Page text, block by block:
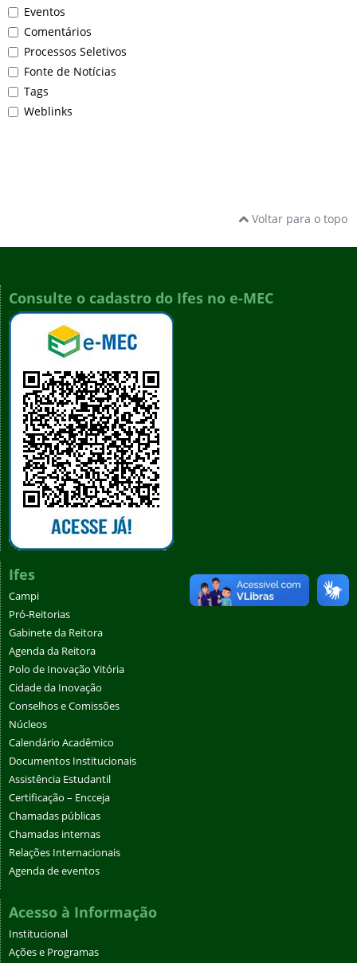
Eventos
Comentários
Processos Seletivos
Fonte de Notícias
Tags
Weblinks
Voltar para o topo
Consulte o cadastro do Ifes no e-MEC
Ifes
Campi
Pró-Reitorias
Gabinete da Reitora
Agenda da Reitora
Polo de Inovação Vitória
Cidade da Inovação
Conselhos e Comissões
Núcleos
Calendário Acadêmico
Documentos Institucionais
Assistência Estudantil
Certificação – Encceja
Chamadas públicas
Chamadas internas
Relações Internacionais
Agenda de eventos
Acesso à Informação
Institucional
Ações e Programas